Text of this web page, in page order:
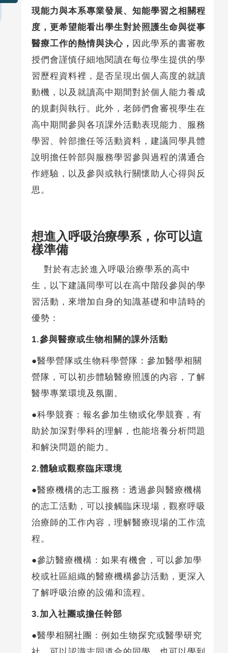
現能力與本系專業發展、知能學習之相關程
度，更希望能看出學生對於照護生命與從事
醫療工作的熱情與決心， 因此學系的書審教
授們會謹慎仔細地閱讀在每位學生提供的學
習歷程資料裡，是否呈現出個人高度的就讀
動機，以及就讀高中期間對於個人能力養成
的規劃與執行。此外，老師們會審視學生在
高中期間參與各項課外活動表現能力、服務
學習、幹部擔任等活動資料，建議同學具體
說明擔任幹部與服務學習參與過程的溝通合
作經驗，以及參與或執行關懷助人心得與反
思。
想進入呼吸治療學系，你可以這
樣準備
對於有志於進入呼吸治療學系的高中
生，以下建議同學可以在高中階段參與的學
習活動，來增加自身的知識基礎和申請時的
優勢：
1.參與醫療或生物相關的課外活動
●醫學營隊或生物科學營隊：參加醫學相關
營隊，可以初步體驗醫療照護的內容，了解
醫學專業環境及氛圍。
●科學競賽：報名參加生物或化學競賽，有
助於加深對學科的理解，也能培養分析問題
和解決問題的能力。
2.體驗或觀察臨床環境
●醫療機構的志工服務：透過參與醫療機構
的志工活動，可以接觸臨床現場，觀察呼吸
治療師的工作內容，理解醫療現場的工作流
程。
●參訪醫療機構：如果有機會，可以參加學
校或社區組織的醫療機構參訪活動，更深入
了解呼吸治療的設備和流程。
3.加入社團或擔任幹部
●醫學相關社團：例如生物探究或醫學研究